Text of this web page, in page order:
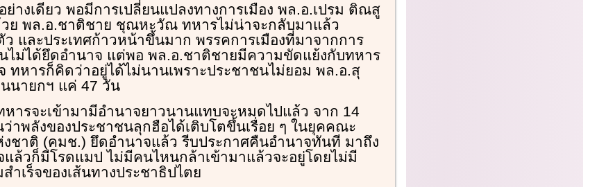
ย่างเดียว พอมีการเปลี่ยนแปลงทางการเมือง พล.อ.เปรม ติณสู
ย พล.อ.ชาติชาย ชุณหะวัณ ทหารไม่น่าจะกลับมาแล้ว
และประเทศก้าวหน้าขึ้นมาก พรรคการเมืองที่มาจากการ
ไม่ได้ยึดอำนาจ แต่พอ พล.อ.ชาติชายมีความขัดแย้งกับทหาร
ทหารก็คิดว่าอยู่ได้ไม่นานเพราะประชาชนไม่ยอม พล.อ.สุ
นายกฯ แค่ 47 วัน
หารจะเข้ามามีอำนาจยาวนานแทบจะหมดไปแล้ว จาก 14
าพลังของประชาชนลุกฮือได้เติบโตขึ้นเรื่อย ๆ ในยุคคณะ
ชาติ (คมช.) ยึดอำนาจแล้ว รีบประกาศคืนอำนาจทันที มาถึง
แล้วก็มีโรดแมป ไม่มีคนไหนกล้าเข้ามาแล้วจะอยู่โดยไม่มี
ำเร็จของเส้นทางประชาธิปไตย